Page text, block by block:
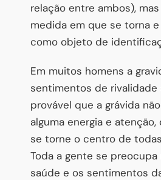
relação entre ambos),
medida em que se torna
como objeto de
Em muitos homens a
sentimentos de rivalidade
provável que a grávida
alguma energia e
se torne o centro de
Toda a gente se preocupa
saúde e os sentimentos